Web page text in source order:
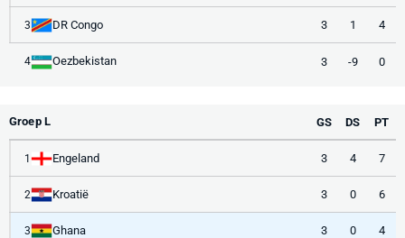
3 DR Congo 3 1 4
4 Oezbekistan 3 -9 0
Groep L GS DS PT
1 Engeland 3 4 7
2 Kroatië 3 0 6
3 Ghana 3 0 4